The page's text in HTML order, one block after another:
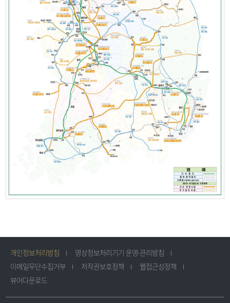
개인정보처리방침
영상정보처리기기 운영·관리방침
이메일무단수집거부
저작권보호정책
웹접근성정책
뷰어다운로드